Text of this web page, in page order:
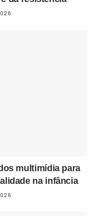
multimídia para
na infância